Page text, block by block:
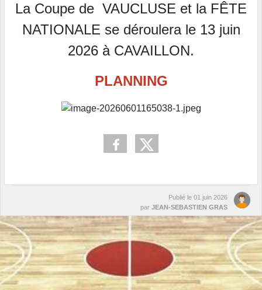
La Coupe de VAUCLUSE et la FÊTE
NATIONALE se déroulera le 13 juin
2026 à CAVAILLON.
PLANNING
Publié le 01 juin 2026
par JEAN-SEBASTIEN GRAS